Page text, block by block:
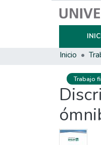
Inicio
Trabajo